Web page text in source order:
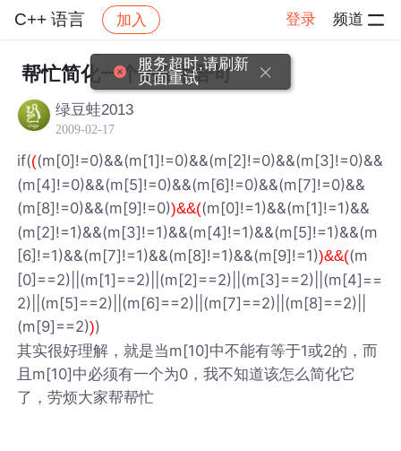
C++ 语言 加入 登录 频道
社区 C++ 语言 帖子详情
帮忙简化一个if条件语句
绿豆蛙2013
2009-02-17
if(((m[0]!=0)&&(m[1]!=0)&&(m[2]!=0)&&(m[3]!=0)&&
(m[4]!=0)&&(m[5]!=0)&&(m[6]!=0)&&(m[7]!=0)&&
(m[8]!=0)&&(m[9]!=0))&&((m[0]!=1)&&(m[1]!=1)&&
(m[2]!=1)&&(m[3]!=1)&&(m[4]!=1)&&(m[5]!=1)&&(m
[6]!=1)&&(m[7]!=1)&&(m[8]!=1)&&(m[9]!=1))&&((m
[0]==2)||(m[1]==2)||(m[2]==2)||(m[3]==2)||(m[4]==
2)||(m[5]==2)||(m[6]==2)||(m[7]==2)||(m[8]==2)||
(m[9]==2)))
其实很好理解，就是当m[10]中不能有等于1或2的，而
且m[10]中必须有一个为0，我不知道该怎么简化它
了，劳烦大家帮帮忙
服务超时,请刷新
页面重试